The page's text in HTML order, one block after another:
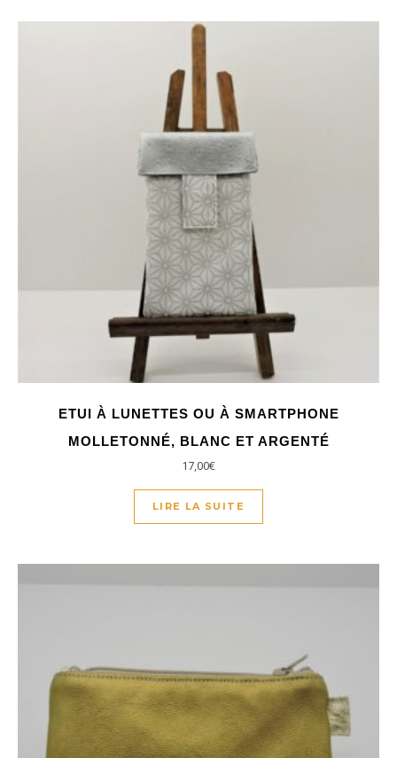
ETUI À LUNETTES OU À SMARTPHONE
MOLLETONNÉ, BLANC ET ARGENTÉ
17,00€
LIRE LA SUITE